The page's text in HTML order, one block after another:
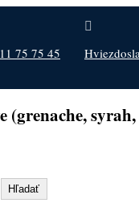
75 75 45

(grenache,
Hľadať